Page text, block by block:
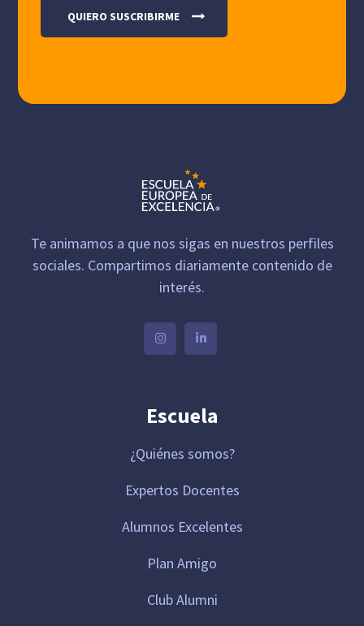
Te animamos a que nos sigas en nuestros perfiles
sociales. Compartimos diariamente contenido de
interés.
Escuela
¿Quiénes somos?
Expertos Docentes
Alumnos Excelentes
Plan Amigo
Club Alumni